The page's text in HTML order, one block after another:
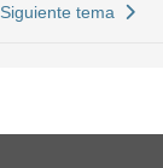
Siguiente tema